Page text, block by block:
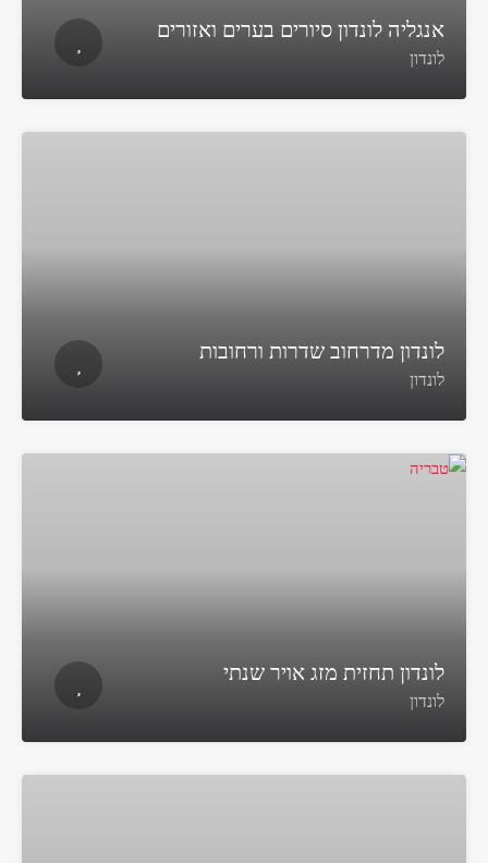
אנגליה לונדון סיורים בערים ואזורים
לונדון
לונדון מדרחוב שדרות ורחובות
לונדון
לונדון תחזית מזג אויר שנתי
לונדון